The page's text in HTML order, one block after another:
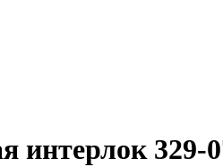
интерлок 329-